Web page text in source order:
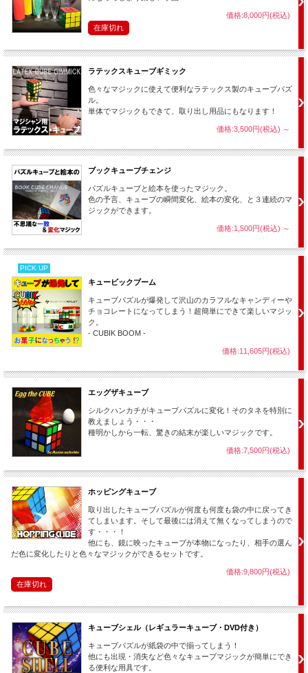
そのままキューブもカタログも手渡して
調べさせることができます！
このマジック用品のおすすめポイント
インパクト抜群なのに簡単！
キューブマジックのオープニングに最高！
キューブもカタログもそのまま手渡し可能！
詳細説明 ＆ 店主レビュー
てくる現象はインパクト抜群！
しかもそのまま すり替えなしでカタログもキューブも手渡してしまえる
さらにこのプロフェッショナルなマジックが意外なほど
う・・・本当によく考えられた素晴らしいギミックです。
出現後のキューブは普通に使え、
程度で終わります。
お値段もそれほど高くなく、効果も実用性も文句なしの超優秀マジックを是非どう
ぞ！
他のマジックとの組み合わせは
・各種＞キューブパズルを使うマジック
ショーができます。特にこのマジックは出現後レギュラーキューブ同様に扱えます
ど「紙に描かれた絵」をテーマにしてショーを構築することもできます。
価格:8,000円(税込)
在庫切れ
ラテックスキューブギミック
色々なマジックに使えて便利なラテックス製のキューブパズ
ル。
単体でマジックもできて、取り出し用品にもなります！
価格:3,500円(税込) ～
ブックキューブチェンジ
パズルキューブと絵本を使ったマジック。
色の予言、キューブの瞬間変化、絵本の変化、と３連続のマ
ジックができます。
価格:1,500円(税込) ～
PICK UP
キュービックブーム
キューブパズルが爆発して沢山のカラフルなキャンディーや
チョコレートになってしまう！超簡単にできて楽しいマジッ
ク。
- CUBIK BOOM -
価格:11,605円(税込)
エッグザキューブ
シルクハンカチがキューブパズルに変化！そのタネを特別に
教えましょう・・・
種明かしから一転、驚きの結末が楽しいマジックです。
価格:7,500円(税込)
ホッピングキューブ
取り出したキューブパズルが何度も何度も袋の中に戻ってき
てしまいます。そして最後には消えて無くなってしまうので
す・・・！
他にも、鏡に映ったキューブが本物になったり、相手の選ん
だ色に変化したりと色々なマジックができるセットです。
価格:9,800円(税込)
在庫切れ
キューブシェル（レギュラーキューブ・DVD付き）
キューブパズルが紙袋の中で揃ってしまう！
他にも出現・消失など色々なキューブマジックが簡単にでき
る便利な用具です。